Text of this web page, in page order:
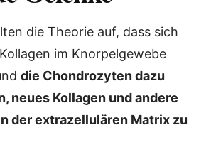
die Theorie auf, dass sich
im Knorpelgewebe
die Chondrozyten dazu
neues Kollagen und andere
der extrazellulären Matrix zu